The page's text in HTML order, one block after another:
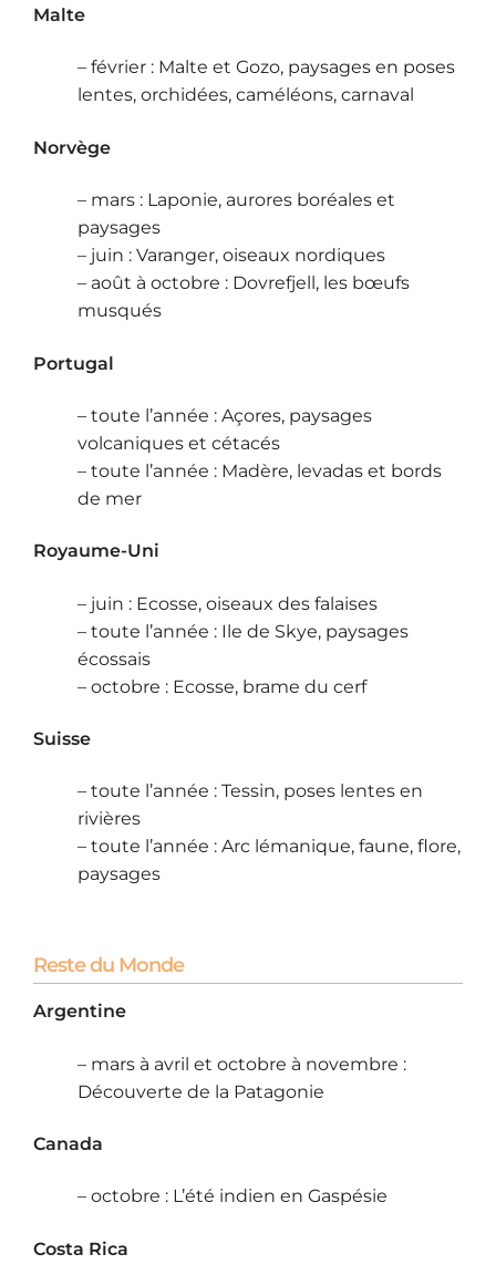
Malte
– février : Malte et Gozo, paysages en poses
lentes, orchidées, caméléons, carnaval
Norvège
– mars : Laponie, aurores boréales et
paysages
– juin : Varanger, oiseaux nordiques
– août à octobre : Dovrefjell, les bœufs
musqués
Portugal
– toute l’année : Açores, paysages
volcaniques et cétacés
– toute l’année : Madère, levadas et bords
de mer
Royaume-Uni
– juin : Ecosse, oiseaux des falaises
– toute l’année : Ile de Skye, paysages
écossais
– octobre : Ecosse, brame du cerf
Suisse
– toute l’année : Tessin, poses lentes en
rivières
– toute l’année : Arc lémanique, faune, flore,
paysages
Reste du Monde
Argentine
– mars à avril et octobre à novembre :
Découverte de la Patagonie
Canada
– octobre : L’été indien en Gaspésie
Costa Rica